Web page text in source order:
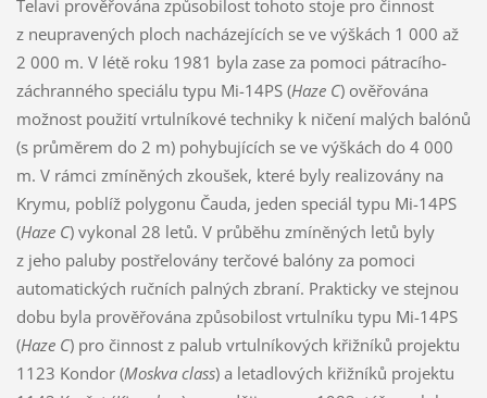
Telavi prověřována způsobilost tohoto stoje pro činnost
z neupravených ploch nacházejících se ve výškách 1 000 až
2 000 m. V létě roku 1981 byla zase za pomoci pátracího-
záchranného speciálu typu Mi-14PS (Haze C) ověřována
možnost použití vrtulníkové techniky k ničení malých balónů
(s průměrem do 2 m) pohybujících se ve výškách do 4 000
m. V rámci zmíněných zkoušek, které byly realizovány na
Krymu, poblíž polygonu Čauda, jeden speciál typu Mi-14PS
(Haze C) vykonal 28 letů. V průběhu zmíněných letů byly
z jeho paluby postřelovány terčové balóny za pomoci
automatických ručních palných zbraní. Prakticky ve stejnou
dobu byla prověřována způsobilost vrtulníku typu Mi-14PS
(Haze C) pro činnost z palub vrtulníkových křižníků projektu
1123 Kondor (Moskva class) a letadlových křižníků projektu